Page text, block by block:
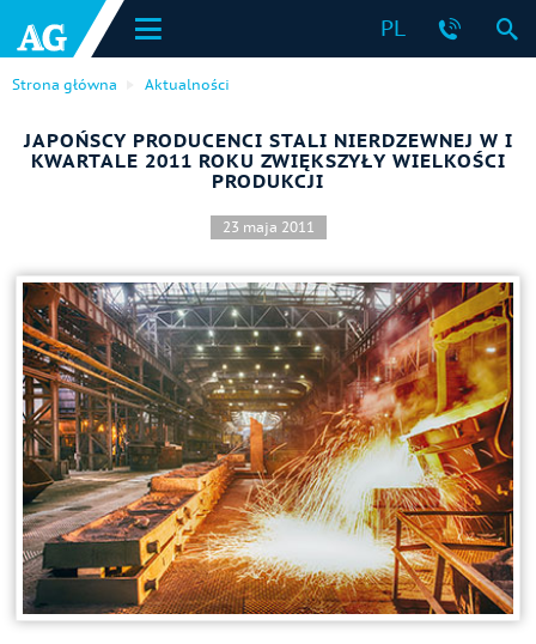
PL
Strona główna Aktualności
JAPOŃSCY PRODUCENCI STALI NIERDZEWNEJ W I
KWARTALE 2011 ROKU ZWIĘKSZYŁY WIELKOŚCI
PRODUKCJI
23 maja 2011